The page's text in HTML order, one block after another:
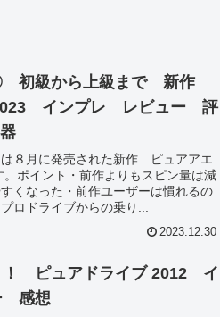
初級から上級まで 新作
インプレ レビュー 評
８月に発売された新作 ピュアアエ
ポイント・前作よりもスピン量は減
くなった・前作ユーザーは慣れるの
ロドライブからの乗り...
2023.12.30
！ ピュアドライブ 2012 イ
感想